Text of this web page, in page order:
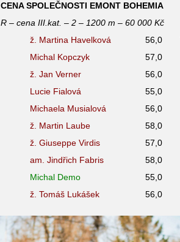
CENA SPOLEČNOSTI EMONT BOHEMIA
R – cena III.kat. – 2 – 1200 m – 60 000 Kč
ž. Martina Havelková 56,0
Michal Kopczyk 57,0
ž. Jan Verner 56,0
Lucie Fialová 55,0
Michaela Musialová 56,0
ž. Martin Laube 58,0
ž. Giuseppe Virdis 57,0
am. Jindřich Fabris 58,0
Michal Demo 55,0
ž. Tomáš Lukášek 56,0